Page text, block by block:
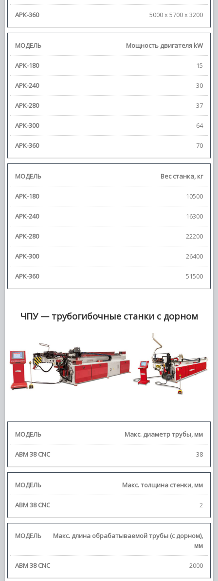
5000 х 5700 х 3200
Мощность двигателя kW
15
30
37
64
70
Веc станка, кг
10500
16300
22200
26400
51500
ЧПУ — трубогибочные станки с дорном
Макс. диаметр трубы, мм
38
Макс. толщина стенки, мм
2
Макс. длина обрабатываемой трубы (с дорном),
мм
2000